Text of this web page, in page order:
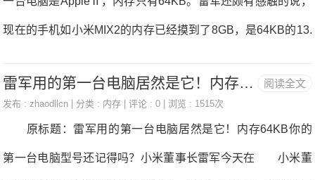
耀畅玩5A在屏幕尺寸与显示质量方面均表现出了不错的水准。
荣耀畅玩5A搭载的是高通骁龙617（MSM8952）处理
器，CPU频率达到1.5GHz（大四核），1.2
现在的手机如小米MIX2的内存已经摸到了8GB，是64KB的13.
年，20年前的1987年正好是他从沔阳中学毕业考上武大计算机
阅读全文
雷军用的第一台电脑居然是它！内存64KB
发布 :zhaodllcn | 分类 : 内存 | 评论 : 0 | 浏览 : 1515次
原标题：雷军用的第一台电脑居然是它！内存64KB你的
第一台电脑型号还记得吗？小米董事长雷军今天在 小米董